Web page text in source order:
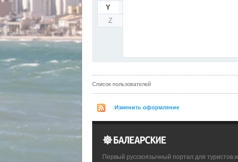
Y
Z
Список пользователей
Изменить оформление
Первый русскоязычный портал для туристов и